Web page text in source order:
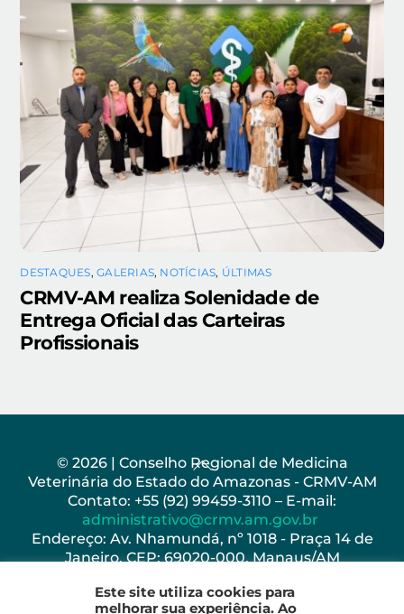
DESTAQUES,GALERIAS, NOTÍCIAS, ÚLTIMAS
CRMV-AM realiza Solenidade de
Entrega Oficial das Carteiras
Profissionais
Back
To
Top
© 2026 | Conselho Regional de Medicina
Veterinária do Estado do Amazonas - CRMV-AM
Contato: +55 (92) 99459-3110 – E-mail:
administrativo@crmv.am.gov.br
Endereço: Av. Nhamundá, nº 1018 - Praça 14 de
Janeiro, CEP: 69020-000, Manaus/AM
Este site utiliza cookies para
melhorar sua experiência. Ao